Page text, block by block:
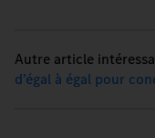
d’égal à égal pour